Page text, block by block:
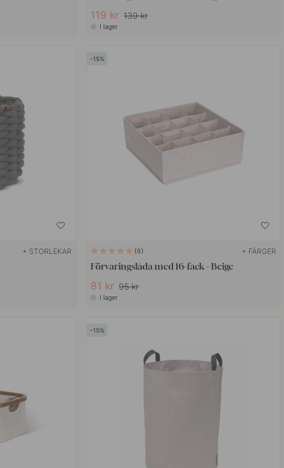
119 kr 139 kr
I lager
+ STORLEKAR
15
6 + FÄRGER
Förvaringslåda med 16-fack - Beige
81 kr 95 kr
I lager
15